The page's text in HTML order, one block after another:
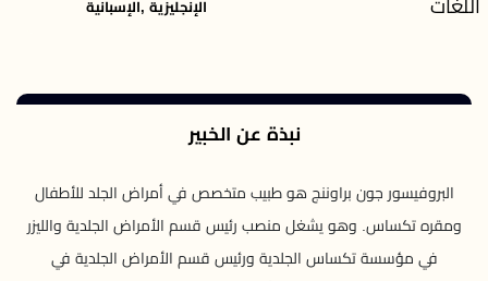
اللغات الإنجليزية ,الإسبانية
نبذة عن الخبير
البروفيسور جون براوننج هو طبيب متخصص في أمراض الجلد للأطفال
ومقره تكساس. وهو يشغل منصب رئيس قسم الأمراض الجلدية والليزر
في مؤسسة تكساس الجلدية ورئيس قسم الأمراض الجلدية في